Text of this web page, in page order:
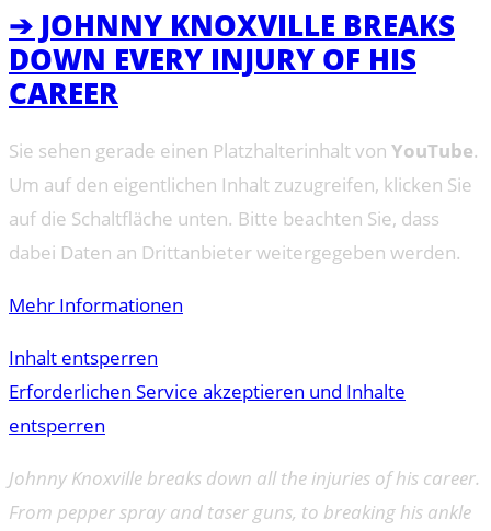
➔ JOHNNY KNOXVILLE BREAKS
DOWN EVERY INJURY OF HIS
CAREER
Sie sehen gerade einen Platzhalterinhalt von YouTube.
Um auf den eigentlichen Inhalt zuzugreifen, klicken Sie
auf die Schaltfläche unten. Bitte beachten Sie, dass
dabei Daten an Drittanbieter weitergegeben werden.
Mehr Informationen
Inhalt entsperren
Erforderlichen Service akzeptieren und Inhalte
entsperren
Johnny Knoxville breaks down all the injuries of his career.
From pepper spray and taser guns, to breaking his ankle